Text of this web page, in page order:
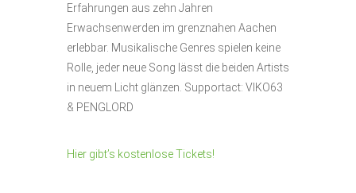
Erfahrungen aus zehn Jahren
Erwachsenwerden im grenznahen Aachen
erlebbar. Musikalische Genres spielen keine
Rolle, jeder neue Song lässt die beiden Artists
in neuem Licht glänzen. Supportact: VIKO63
& PENGLORD
Hier gibt’s kostenlose Tickets!